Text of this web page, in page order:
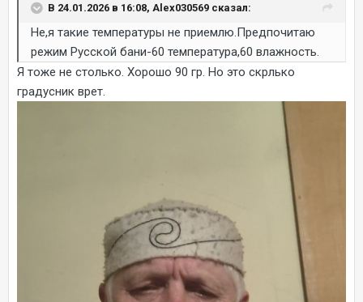
В 24.01.2026 в 16:08, Alex030569 сказал:
Не,я такие температуры не приемлю.Предпочитаю
режим Русской бани-60 температура,60 влажность.
Я тоже не столько. Хорошо 90 гр. Но это скрлько
градусник врет.